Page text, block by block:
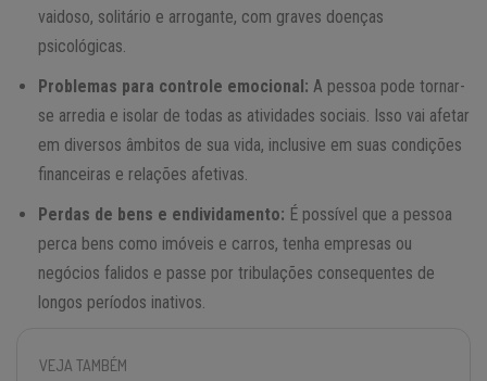
vaidoso, solitário e arrogante, com graves doenças
psicológicas.
Problemas para controle emocional: A pessoa pode tornar-
se arredia e isolar de todas as atividades sociais. Isso vai afetar
em diversos âmbitos de sua vida, inclusive em suas condições
financeiras e relações afetivas.
Perdas de bens e endividamento: É possível que a pessoa
perca bens como imóveis e carros, tenha empresas ou
negócios falidos e passe por tribulações consequentes de
longos períodos inativos.
VEJA TAMBÉM